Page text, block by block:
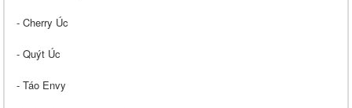
- Cherry Úc
- Quýt Úc
- Táo Envy